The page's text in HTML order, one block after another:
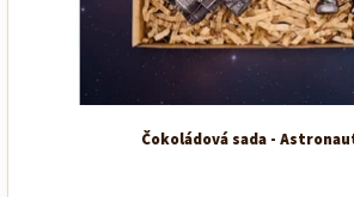
Čokoládová sada -